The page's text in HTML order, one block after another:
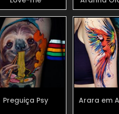
Preguiça Psy Arara em